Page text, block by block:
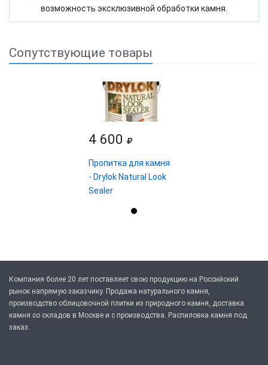
возможность эксклюзивной обработки камня.
Сопутствующие товары
4 600
Пропитка для камня
- Drylok Natural Look
Sealer
Компания более 20 лет поставляет свою продукцию на Российский
рынок напрямую заказчику. Продажа натурального камня,
производство облицовочной плитки из природного камня, доставка
камня со складов в Москве и с производства. Распиловка камня под
заказ.